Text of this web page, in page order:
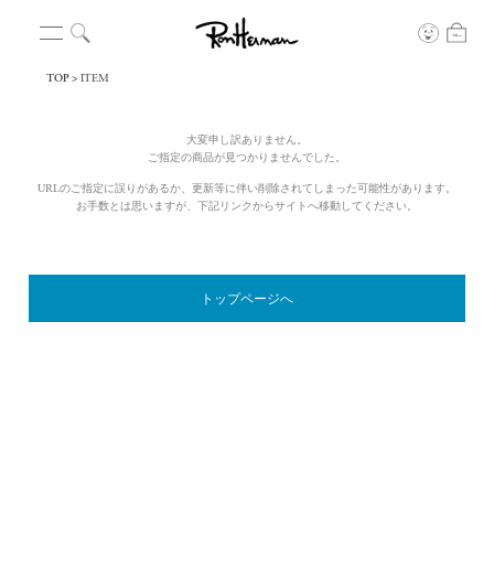
TOP ITEM
大変申し訳ありません。
ご指定の商品が見つかりませんでした。
URLのご指定に誤りがあるか、更新等に伴い削除されてしまった可能性があります。
お手数とは思いますが、下記リンクからサイトへ移動してください。
トップページへ